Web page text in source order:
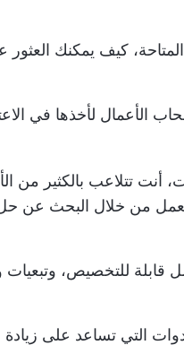
كيف يمكنك العثور
الأعمال لأخذها في
أنت تتلاعب بالكثير من
من خلال البحث عن
قابلة للتخصيص، وتبعيات
التي تساعد على زيادة